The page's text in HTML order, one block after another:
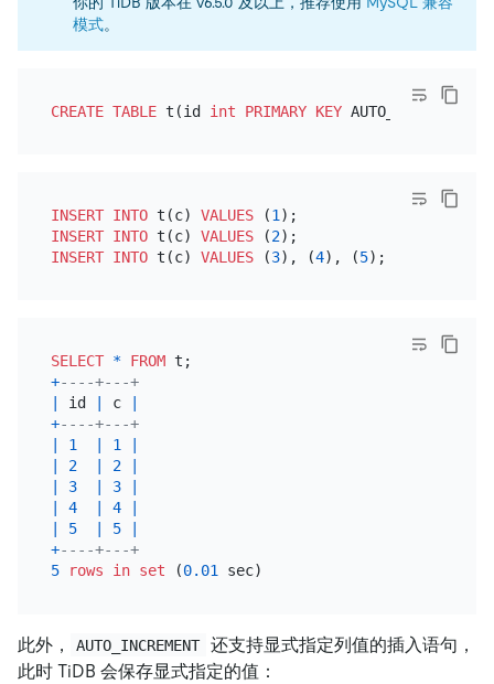
模式。
CREATE TABLE t(id int PRIMARY KEY
INSERT INTO t(c) VALUES (1
INSERT INTO t(c) VALUES (2
INSERT INTO t(c) VALUES (3), (4), (5
SELECT * FROM
+----+---+
id c
+----+---+
1 1
2 2
3 3
4 4
5 5
+----+---+
5
rows in set (0.01
此外， AUTO_INCREMENT 还支持显式指定列值的插入语句，
此时 TiDB 会保存显式指定的值：